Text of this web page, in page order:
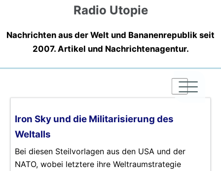
Radio Utopie
Nachrichten aus der Welt und Bananenrepublik seit
2007. Artikel und Nachrichtenagentur.
|
|
|
Iron Sky und die Militarisierung des
Weltalls
Bei diesen Steilvorlagen aus den USA und der
NATO, wobei letztere ihre Weltraumstrategie